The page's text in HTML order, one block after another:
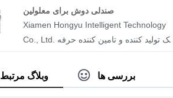
کن دایکاست: a380, adc12, alsi9cu3,
zl104. صافی سطح قطعات ناهموار:
ra1.6~ra3.2;
صندلی دوش برای معلولین
Xiamen Hongyu Intelligent Technology
Co., Ltd. یک تولید کننده و تامین کننده حرفه
است. با تکیه بر سالها تحقیق و تجربه تولید،
محصولات حفاظتی با کیفیت بالا تولید کرده
وبلاگ مرتبط بررسی ها